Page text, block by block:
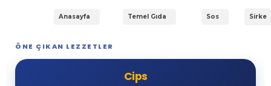
Anasayfa Temel Gıda Sos Sirke
ÖNE ÇIKAN LEZZETLER
Cips